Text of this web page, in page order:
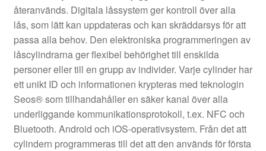
återanvänds. Digitala låssystem ger kontroll över alla
lås, som lätt kan uppdateras och kan skräddarsys för att
passa alla behov. Den elektroniska programmeringen av
låscylindrarna ger flexibel behörighet till enskilda
personer eller till en grupp av individer. Varje cylinder har
ett unikt ID och informationen krypteras med teknologin
Seos® som tillhandahåller en säker kanal över alla
underliggande kommunikationsprotokoll, t.ex. NFC och
Bluetooth. Android och iOS-operativsystem. Från det att
cylindern programmeras till det att den används för första